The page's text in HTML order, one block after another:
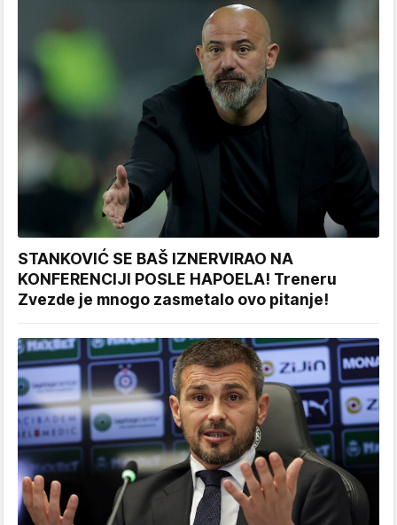
STANKOVIĆ SE BAŠ IZNERVIRAO NA
KONFERENCIJI POSLE HAPOELA! Treneru
Zvezde je mnogo zasmetalo ovo pitanje!